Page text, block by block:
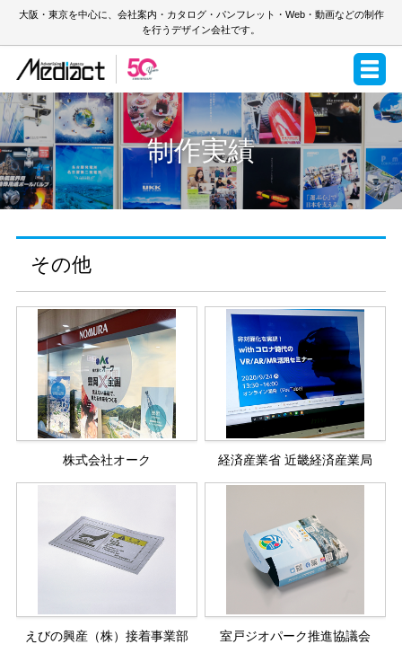
大阪・東京を中心に、会社案内・カタログ・パンフレット・Web・動画などの制作
を行うデザイン会社です。
制作実績
その他
株式会社オーク 経済産業省 近畿経済産業局
えびの興産（株）接着事業部 室戸ジオパーク推進協議会